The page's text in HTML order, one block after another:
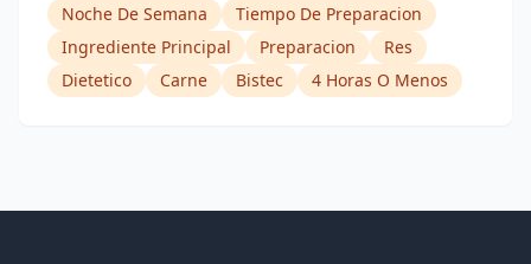
Noche De Semana
Tiempo De Preparacion
Ingrediente Principal
Preparacion
Res
Dietetico
Carne Bistec 4 Horas O Menos